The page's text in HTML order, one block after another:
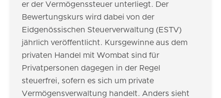
er der Vermögenssteuer unterliegt. Der
Bewertungskurs wird dabei von der
Eidgenössischen Steuerverwaltung (ESTV)
jährlich veröffentlicht. Kursgewinne aus dem
privaten Handel mit Wombat sind für
Privatpersonen dagegen in der Regel
steuerfrei, sofern es sich um private
Vermögensverwaltung handelt. Anders sieht